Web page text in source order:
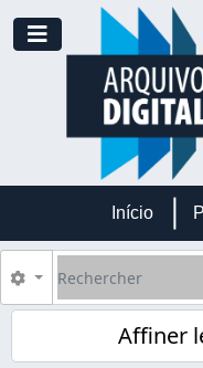
Skip to main content
Toggle
Início
Rechercher
Search options
Affiner